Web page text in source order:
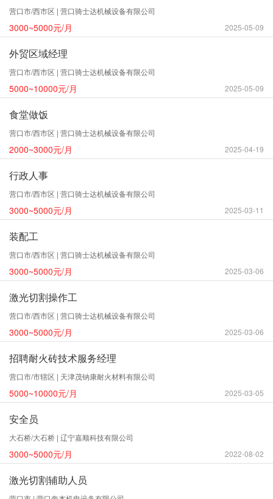
营口市/西市区 | 营口骑士达机械设备有限公司
3000~5000元/月 2025-05-09
外贸区域经理
营口市/西市区 | 营口骑士达机械设备有限公司
5000~10000元/月 2025-05-09
食堂做饭
营口市/西市区 | 营口骑士达机械设备有限公司
2000~3000元/月 2025-04-19
行政人事
营口市/西市区 | 营口骑士达机械设备有限公司
3000~5000元/月 2025-03-11
装配工
营口市/西市区 | 营口骑士达机械设备有限公司
3000~5000元/月 2025-03-06
激光切割操作工
营口市/西市区 | 营口骑士达机械设备有限公司
3000~5000元/月 2025-03-06
招聘耐火砖技术服务经理
营口市/市辖区 | 天津茂钠康耐火材料有限公司
5000~10000元/月 2025-03-05
安全员
大石桥/大石桥 | 辽宁嘉顺科技有限公司
3000~5000元/月 2022-08-02
激光切割辅助人员